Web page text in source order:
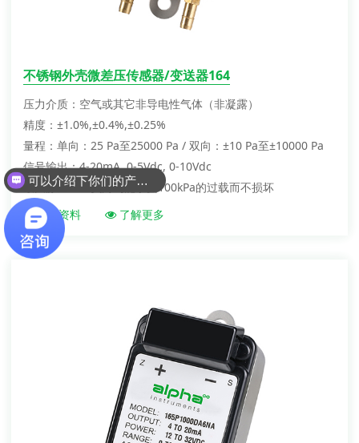
不锈钢外壳微差压传感器/变送器164
压力介质：空气或其它非导电性气体（非凝露）
精度：±1.0%,±0.4%,±0.25%
量程：单向：25 Pa至25000 Pa / 双向：±10 Pa至±10000 Pa
信号输出：4-20mA, 0-5Vdc, 0-10Vdc
最大静压：正负向均能承受100kPa的过载而不损坏
产品资料
了解更多
可以介绍下你们的产品么？
你们是怎么收费的呢？